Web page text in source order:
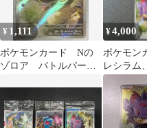
¥ 1,111
ポケモンカード Nの
ゾロア バトルパート
¥4,000
ポケモン
レシラム
ム、Nのゾ